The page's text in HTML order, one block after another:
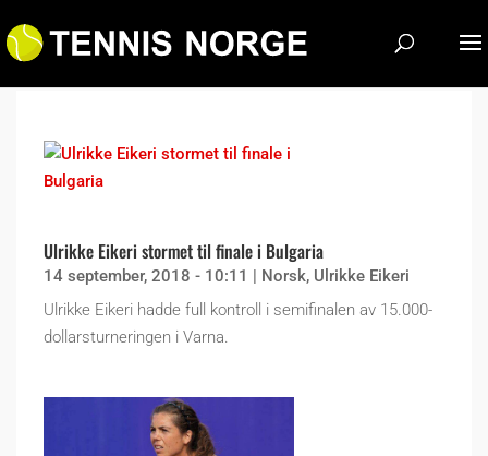
Ulrikke Eikeri stormet til finale i Bulgaria
14 september, 2018 - 10:11 | Norsk, Ulrikke Eikeri
Ulrikke Eikeri hadde full kontroll i semifinalen av 15.000-
dollarsturneringen i Varna.